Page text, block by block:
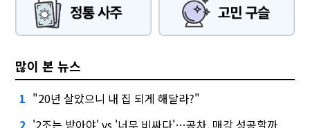
많이 본 뉴스
1 "20년 살았으니 내 집 되게 해달라?"
2 '2조는 받아야' vs '너무 비싸다'…공차, 매각 성공할까